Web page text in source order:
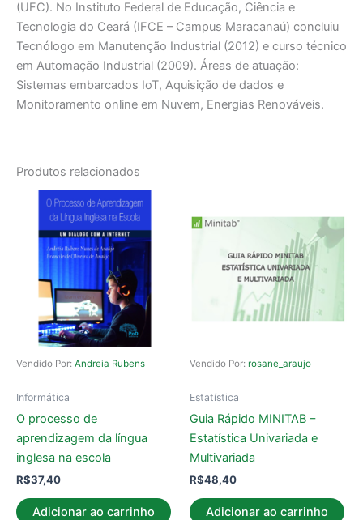
(UFC). No Instituto Federal de Educação, Ciência e
Tecnologia do Ceará (IFCE – Campus Maracanaú) concluiu
Tecnólogo em Manutenção Industrial (2012) e curso técnico
em Automação Industrial (2009). Áreas de atuação:
Sistemas embarcados IoT, Aquisição de dados e
Monitoramento online em Nuvem, Energias Renováveis.
Produtos relacionados
Vendido Por: Andreia Rubens
Informática
O processo de
aprendizagem da língua
inglesa na escola
R$37,40
Adicionar ao carrinho
Vendido Por: rosane_araujo
Estatística
Guia Rápido MINITAB –
Estatística Univariada e
Multivariada
R$48,40
Adicionar ao carrinho